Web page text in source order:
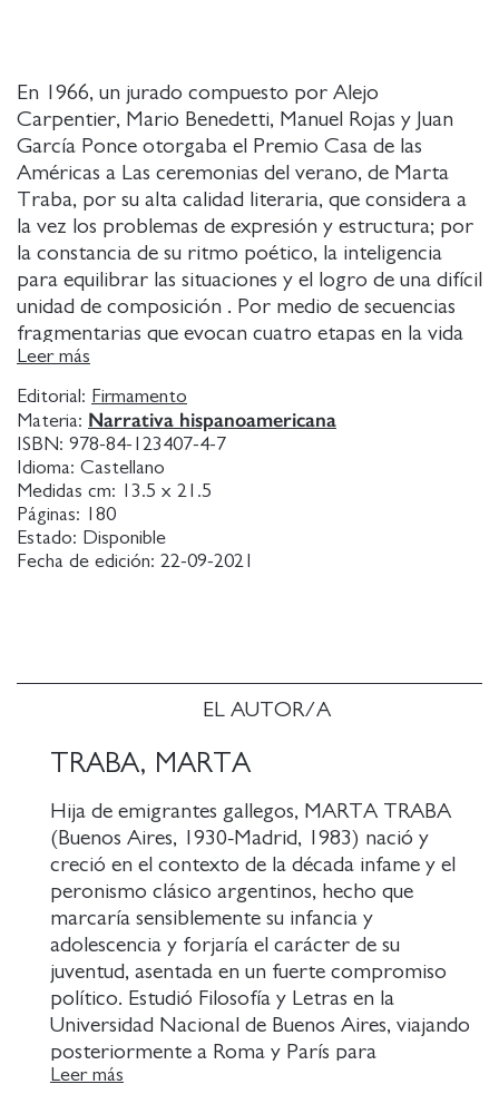
EL AUTOR/A
TRABA, MARTA
Hija de emigrantes gallegos, MARTA TRABA
(Buenos Aires, 1930-Madrid, 1983) nació y
creció en el contexto de la década infame y el
peronismo clásico argentinos, hecho que
marcaría sensiblemente su infancia y
adolescencia y forjaría el carácter de su
juventud, asentada en un fuerte compromiso
político. Estudió Filosofía y Letras en la
Universidad Nacional de Buenos Aires, viajando
posteriormente a Roma y París para
especializarse en Historia del Arte. Se instaló en
Leer más
En 1966, un jurado compuesto por Alejo
Carpentier, Mario Benedetti, Manuel Rojas y Juan
García Ponce otorgaba el Premio Casa de las
Américas a Las ceremonias del verano, de Marta
Traba, por su alta calidad literaria, que considera a
la vez los problemas de expresión y estructura; por
la constancia de su ritmo poético, la inteligencia
para equilibrar las situaciones y el logro de una difícil
unidad de composición . Por medio de secuencias
fragmentarias que evocan cuatro etapas en la vida
de la protagonista, entre sus catorce y sus cuarenta
años, y que determinarán su entrada en la adultez y
el despliegue de su identidad como mujer, la autora
emprende un viaje teñido de ironía, lirismo y
desencanto por los abismos de la subjetividad
femenina, en una intensa novela con ecos de James
Joyce o Clarice Lispector en la que ya alentaban los
elementos e intereses definitorios de su obra
posterior. Un pequeño pueblo a las afueras de
autónomas- de ese vasto mosaico emocional.
Siempre con el verano de fondo, asistimos a las
asume el papel de Ulises al tiempo que el de
rebelde, la joven desengañada por la pérdida
amorosa, la madre soltera que se debate entre la
huida y la autoafirmación y, por último, la mujer en
crisis, asendereada y solitaria que contempla el
derrumbe de sus mitos y a duras penas encuentra su
lugar en un mundo que le ha cerrado las puertas.
Leer más
Editorial: Firmamento
Materia: Narrativa hispanoamericana
ISBN: 978-84-123407-4-7
Idioma: Castellano
Medidas cm:
13.5 x 21.5
Páginas:
180
Estado: Disponible
Fecha de edición: 22-09-2021